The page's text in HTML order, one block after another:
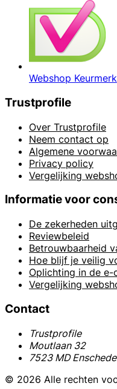
Webshop Keurmerk
Trustprofile
Over Trustprofile
Neem contact op
Algemene
Privacy policy
Vergelijking
Informatie voor
De zekerheden
Reviewbeleid
Betrouwbaarheid
Hoe blijf je veilig
Oplichting in de e-
Vergelijking
Contact
Trustprofile
Moutlaan 32
7523 MD Enschede
© 2026 Alle rechten